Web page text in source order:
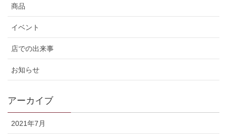
商品
イベント
店での出来事
お知らせ
アーカイブ
2021年7月